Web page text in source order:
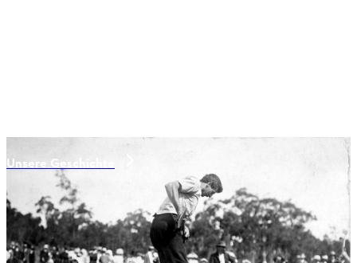
Unsere Geschichte